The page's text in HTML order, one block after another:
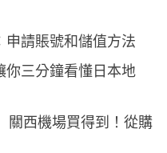
申請賬號和儲值方法
你三分鐘看懂日本地
關西機場買得到！從購